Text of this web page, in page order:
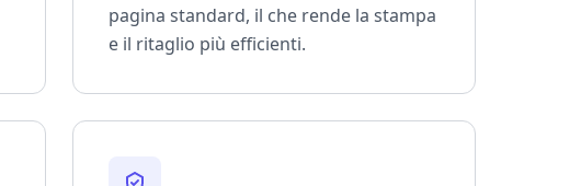
pagina standard, il che rende la stampa
e il ritaglio più efficienti.